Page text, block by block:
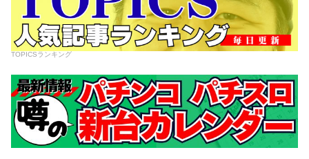
TOPICSランキング